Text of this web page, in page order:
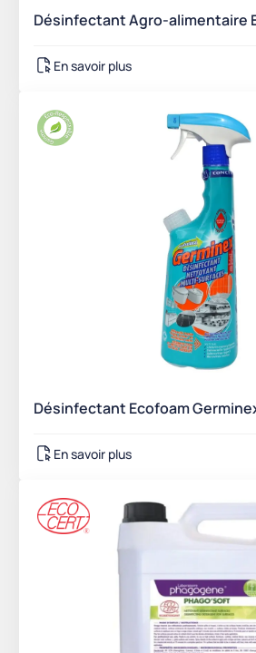
Désinfectant Agro-alimentaire
En savoir plus
Désinfectant Ecofoam
En savoir plus